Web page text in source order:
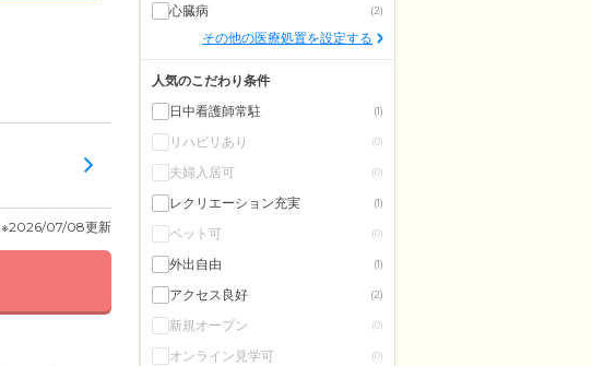
※2026/07/08更新
心臓病 (2)
その他の医療処置を設定する
人気のこだわり条件
日中看護師常駐
(1)
リハビリあり (0)
夫婦入居可 (0)
レクリエーション充実 (1)
ペット可 (0)
外出自由 (1)
アクセス良好 (2)
新規オープン (0)
オンライン見学可 (0)